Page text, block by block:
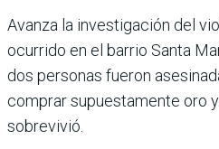
Avanza la investigación del
ocurrido en el barrio Santa
dos personas fueron
comprar supuestamente oro
sobrevivió.